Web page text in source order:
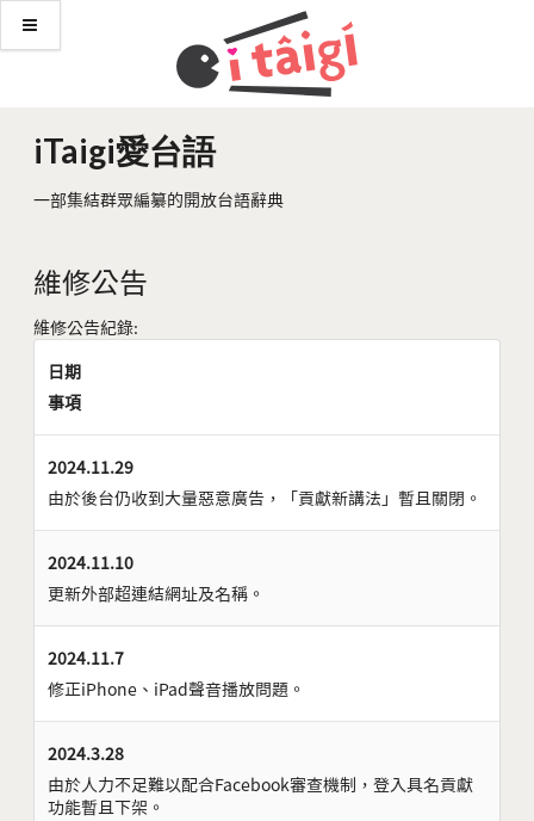
iTaigi愛台語
一部集結群眾編纂的開放台語辭典
維修公告
維修公告紀錄:
日期
事項
2024.11.29
由於後台仍收到大量惡意廣告，「貢獻新講法」暫且關閉。
2024.11.10
更新外部超連結網址及名稱。
2024.11.7
修正iPhone、iPad聲音播放問題。
2024.3.28
由於人力不足難以配合Facebook審查機制，登入具名貢獻
功能暫且下架。